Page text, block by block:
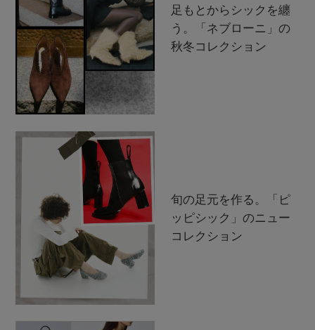
足もとからシックを纏
う。「ネブローニ」の
秋冬コレクション
旬の足元を作る。「ピ
ッピシック」のニュー
コレクション